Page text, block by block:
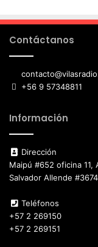
Contáctanos
+56 9 57348811
Información
Dirección
Maipú #652 oficina 11,
Salvador Allende
Teléfonos
+57 2 269150
+57 2 269151